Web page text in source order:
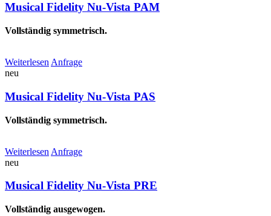
Musical Fidelity Nu-Vista PAM
Vollständig symmetrisch.
Weiterlesen Anfrage
neu
Musical Fidelity Nu-Vista PAS
Vollständig symmetrisch.
Weiterlesen Anfrage
neu
Musical Fidelity Nu-Vista PRE
Vollständig ausgewogen.